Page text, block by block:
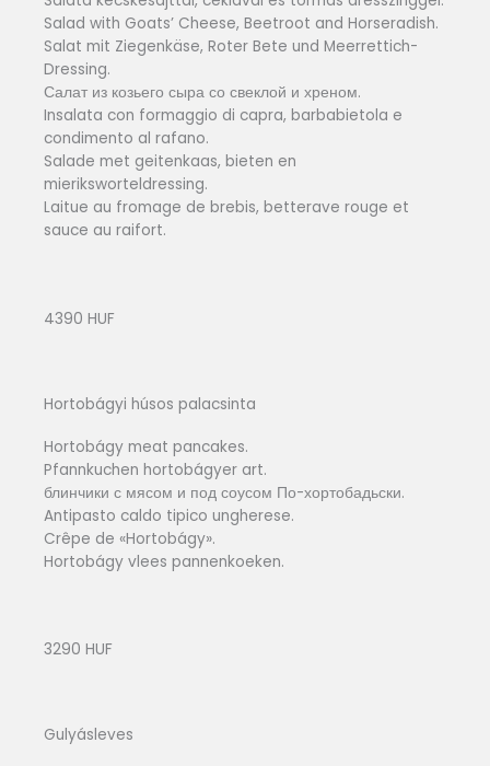
Salad with Goats’ Cheese, Beetroot and Horseradish.
Salat mit Ziegenkäse, Roter Bete und Meerrettich-
Dressing.
Салат из козьего сыра со свеклой и хреном.
Insalata con formaggio di capra, barbabietola e
condimento al rafano.
Salade met geitenkaas, bieten en
mieriksworteldressing.
Laitue au fromage de brebis, betterave rouge et
sauce au raifort.
4390 HUF
Hortobágyi húsos palacsinta
Hortobágy meat pancakes.
Pfannkuchen hortobágyer art.
блинчики с мясом и под соусом По-хортобадьски.
Antipasto caldo tipico ungherese.
Crêpe de «Hortobágy».
Hortobágy vlees pannenkoeken.
3290 HUF
Gulyásleves